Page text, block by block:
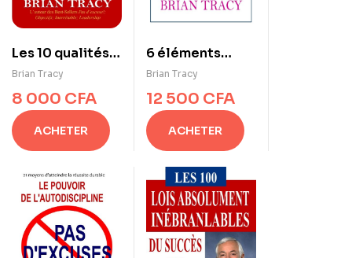
Les 10 qualités
des personnes
d’influence
Brian Tracy
8 000 CFA
ACHETER
6 éléments
essentiels pour
démarrer et
réussir sa
propre
entreprise
Brian Tracy
12 500 CFA
ACHETER